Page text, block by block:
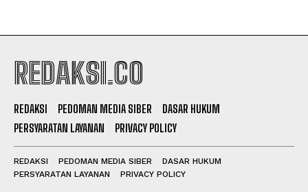
REDAKSI.CO
REDAKSI PEDOMAN MEDIA SIBER
DASAR HUKUM
PERSYARATAN LAYANAN
PRIVACY POLICY
REDAKSI PEDOMAN MEDIA SIBER
DASAR HUKUM
PERSYARATAN LAYANAN
PRIVACY POLICY